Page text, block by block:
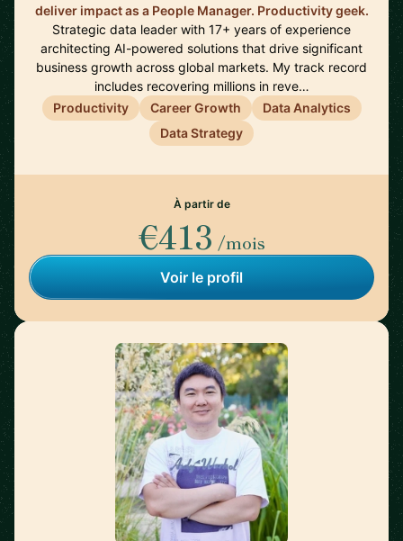
deliver impact as a People Manager. Productivity geek.
Strategic data leader with 17+ years of experience
architecting AI-powered solutions that drive significant
business growth across global markets. My track record
includes recovering millions in reve…
Productivity
Career Growth
Data Analytics
Data Strategy
À partir de
€413 /mois
Voir le profil